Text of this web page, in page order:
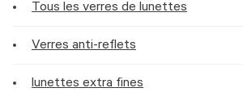
Tous les verres de lunettes
Verres anti-reflets
lunettes extra fines